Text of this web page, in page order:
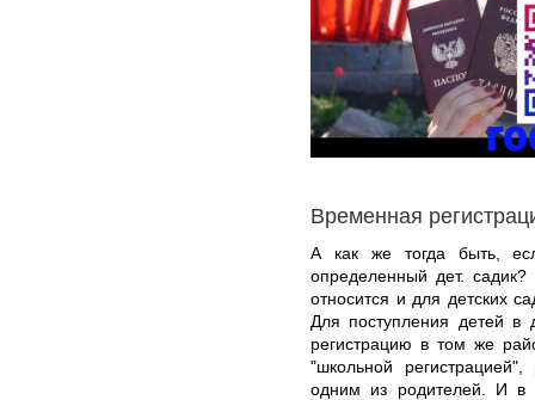
Временная
А как же тогда быть,
определенный дет.
относится и для детских
Для поступления детей в
регистрацию в том же
"школьной
одним из родителей. И в